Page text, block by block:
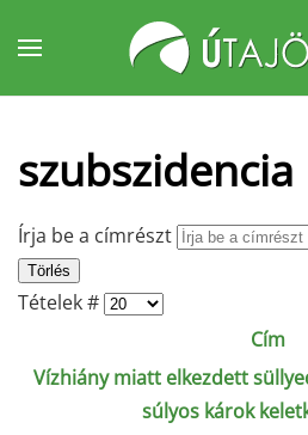
Fő tartalom átugrása
szubszidencia
Írja be a címrészt
Törlés
Tételek #
Cím
Vízhiány miatt elkezdett
súlyos károk